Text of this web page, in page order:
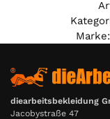
Marke:
diearbeitsbekleidung
Jacobystraße 47